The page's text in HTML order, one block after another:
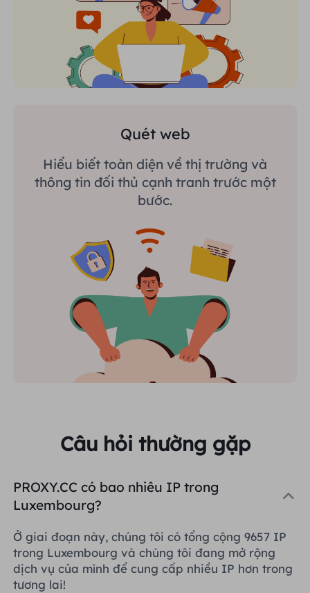
Quét web
Hiểu biết toàn diện về thị trường và
thông tin đối thủ cạnh tranh trước một
bước.
Câu hỏi thường gặp
PROXY.CC có bao nhiêu IP trong
Luxembourg?
Ở giai đoạn này, chúng tôi có tổng cộng 9657 IP
trong Luxembourg và chúng tôi đang mở rộng
dịch vụ của mình để cung cấp nhiều IP hơn trong
tương lai!